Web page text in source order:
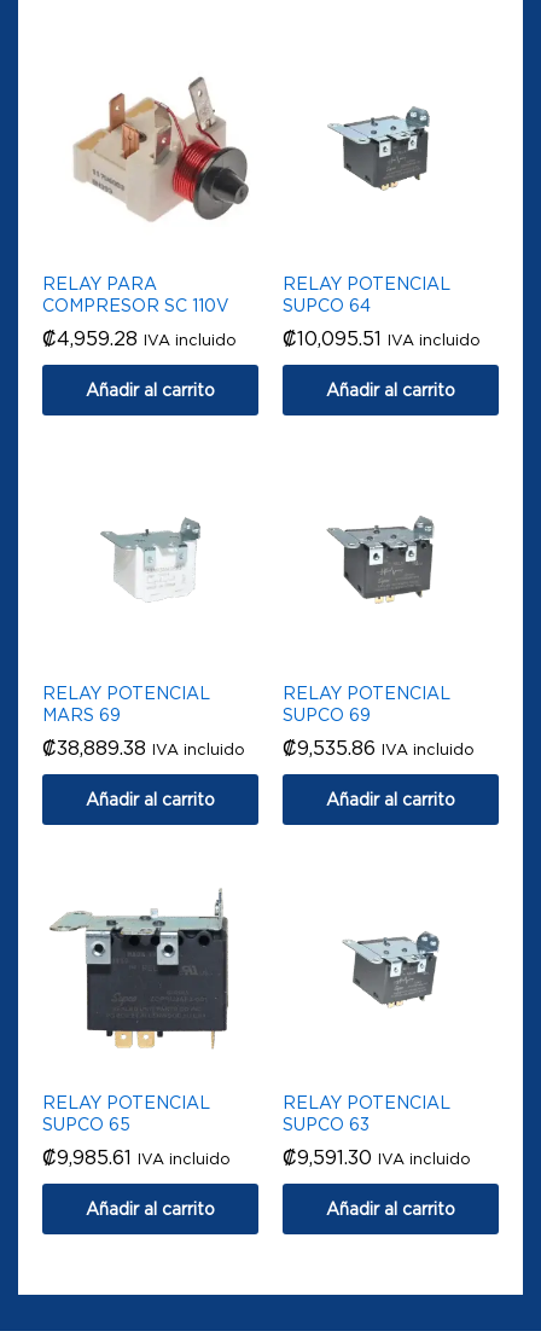
RELAY PARA
COMPRESOR SC 110V
₡4,959.28 IVA incluido
Añadir al carrito
RELAY POTENCIAL
SUPCO 64
₡10,095.51 IVA incluido
Añadir al carrito
RELAY POTENCIAL
MARS 69
₡38,889.38 IVA incluido
Añadir al carrito
RELAY POTENCIAL
SUPCO 69
₡9,535.86 IVA incluido
Añadir al carrito
RELAY POTENCIAL
SUPCO 65
₡9,985.61 IVA incluido
Añadir al carrito
RELAY POTENCIAL
SUPCO 63
₡9,591.30 IVA incluido
Añadir al carrito